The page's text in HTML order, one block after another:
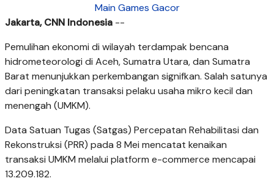
Main Games Gacor
Jakarta, CNN Indonesia --
Pemulihan ekonomi di wilayah terdampak bencana
hidrometeorologi di Aceh, Sumatra Utara, dan Sumatra
Barat menunjukkan perkembangan signifkan. Salah satunya
dari peningkatan transaksi pelaku usaha mikro kecil dan
menengah (UMKM).
Data Satuan Tugas (Satgas) Percepatan Rehabilitasi dan
Rekonstruksi (PRR) pada 8 Mei mencatat kenaikan
transaksi UMKM melalui platform e-commerce mencapai
13.209.182.